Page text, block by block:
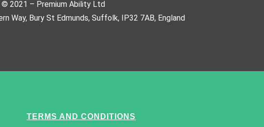
© 2021 – Premium Ability Ltd
Way, Bury St Edmunds, Suffolk, IP32 7AB, England
TERMS AND CONDITIONS